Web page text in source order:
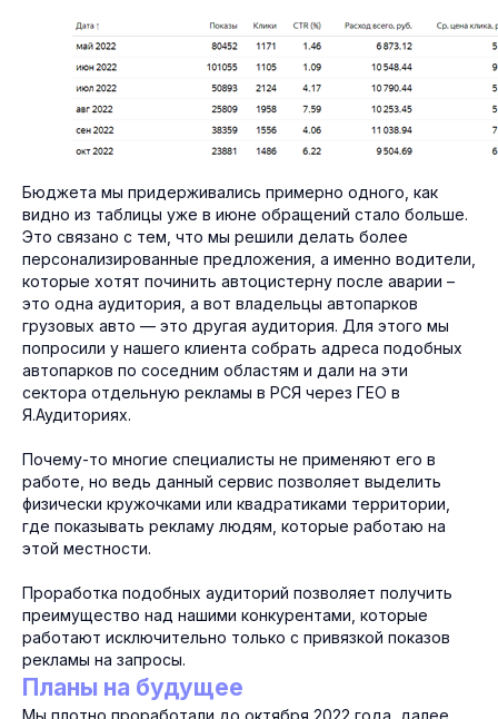
Бюджета мы придерживались примерно одного, как
видно из таблицы уже в июне обращений стало больше.
Это связано с тем, что мы решили делать более
персонализированные предложения, а именно водители,
которые хотят починить автоцистерну после аварии –
это одна аудитория, а вот владельцы автопарков
грузовых авто — это другая аудитория. Для этого мы
попросили у нашего клиента собрать адреса подобных
автопарков по соседним областям и дали на эти
сектора отдельную рекламы в РСЯ через ГЕО в
Я.Аудиториях.
Почему-то многие специалисты не применяют его в
работе, но ведь данный сервис позволяет выделить
физически кружочками или квадратиками территории,
где показывать рекламу людям, которые работаю на
этой местности.
Проработка подобных аудиторий позволяет получить
преимущество над нашими конкурентами, которые
работают исключительно только с привязкой показов
рекламы на запросы.
Планы на будущее
Мы плотно проработали до октября 2022 года, далее,